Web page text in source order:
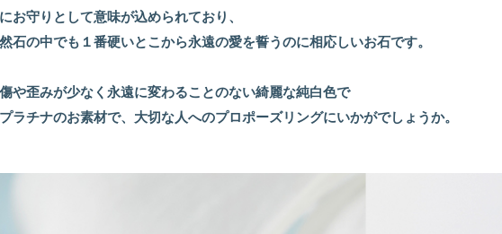
お守りとして意味が込められており、
石の中でも１番硬いとこから永遠の愛を誓うのに相応しいお石です。
や歪みが少なく永遠に変わることのない綺麗な純白色で
ラチナのお素材で、大切な人へのプロポーズリングにいかがでしょうか。